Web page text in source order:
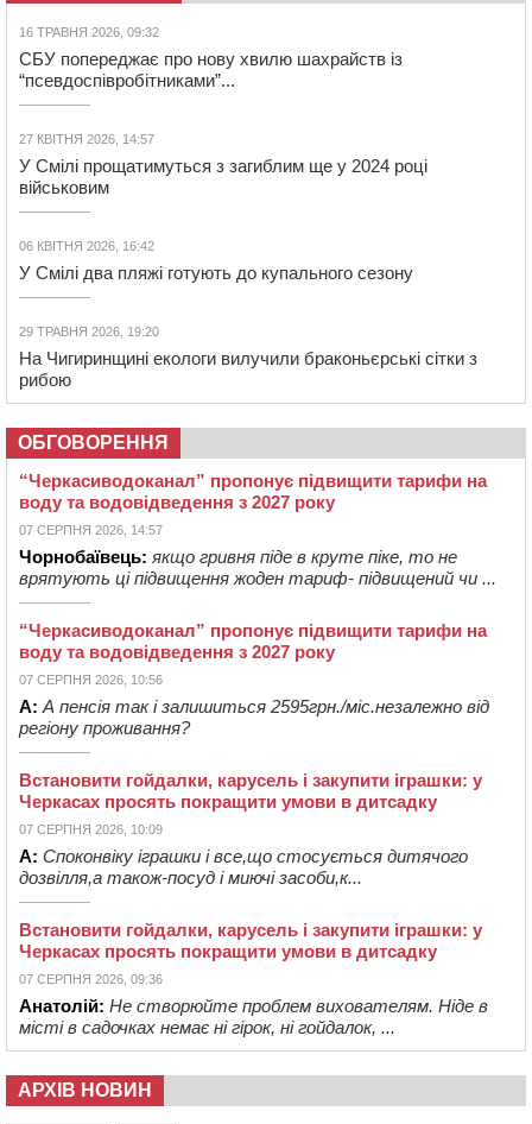
16 ТРАВНЯ 2026, 09:32
СБУ попереджає про нову хвилю шахрайств із
“псевдоспівробітниками”...
27 КВІТНЯ 2026, 14:57
У Смілі прощатимуться з загиблим ще у 2024 році
військовим
06 КВІТНЯ 2026, 16:42
У Смілі два пляжі готують до купального сезону
29 ТРАВНЯ 2026, 19:20
На Чигиринщині екологи вилучили браконьєрські сітки з
рибою
ОБГОВОРЕННЯ
“Черкасиводоканал” пропонує підвищити тарифи на
воду та водовідведення з 2027 року
07 СЕРПНЯ 2026, 14:57
Чорнобаївець: якщо гривня піде в круте піке, то не
врятують ці підвищення жоден тариф- підвищений чи ...
“Черкасиводоканал” пропонує підвищити тарифи на
воду та водовідведення з 2027 року
07 СЕРПНЯ 2026, 10:56
А: А пенсія так і залишиться 2595грн./міс.незалежно від
регіону проживання?
Встановити гойдалки, карусель і закупити іграшки: у
Черкасах просять покращити умови в дитсадку
07 СЕРПНЯ 2026, 10:09
А: Споконвіку іграшки і все,що стосується дитячого
дозвілля,а також-посуд і миючі засоби,к...
Встановити гойдалки, карусель і закупити іграшки: у
Черкасах просять покращити умови в дитсадку
07 СЕРПНЯ 2026, 09:36
Анатолій: Не створюйте проблем вихователям. Ніде в
місті в садочках немає ні гірок, ні гойдалок, ...
АРХІВ НОВИН